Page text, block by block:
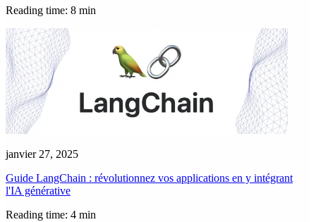
Reading time: 8 min
janvier 27, 2025
Guide LangChain : révolutionnez vos applications en y intégrant
l'IA générative
Reading time: 4 min